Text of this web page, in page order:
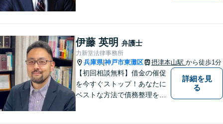
伊藤 英明 弁護士
力新堂法律事務所
兵庫県|神戸市東灘区 摂津本山駅 から徒歩1分
【初回相談無料】借金の催促
を今すぐストップ！あなたに
ベストな方法で債務整理をサ
詳細を見
る